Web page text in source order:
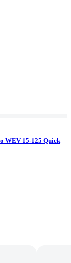
WEV 15-125 Quick